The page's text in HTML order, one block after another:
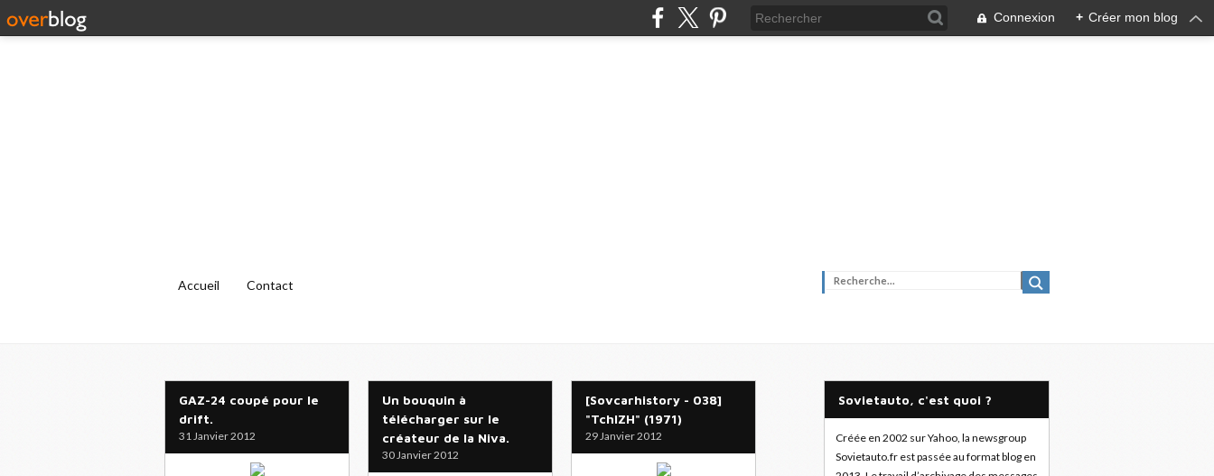
Connexion + Créer mon blog
Accueil Contact
GAZ-24 coupé pour le
drift.
31 Janvier 2012
Un bouquin à
télécharger sur le
créateur de la Niva.
30 Janvier 2012
[Sovcarhistory - 038]
"TchIZH" (1971)
29 Janvier 2012
Sovietauto, c'est quoi ?
Créée en 2002 sur Yahoo, la newsgroup
Sovietauto.fr est passée au format blog en